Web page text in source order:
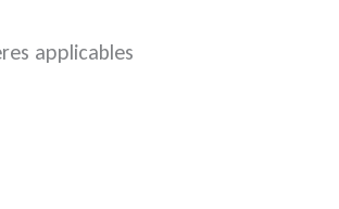
applicables